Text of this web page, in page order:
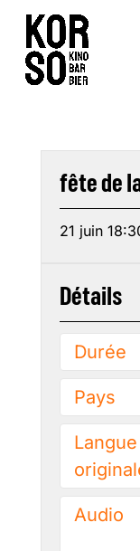
fête de
21 juin
Détails
Durée
Pays
Langue
Audio